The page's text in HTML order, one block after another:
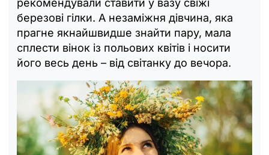
рекомендували ставити у вазу свіжі
березові гілки. А незаміжня дівчина, яка
прагне якнайшвидше знайти пару, мала
сплести вінок із польових квітів і носити
його весь день – від світанку до вечора.